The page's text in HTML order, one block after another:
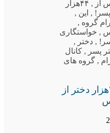
از ,
۴۴هزار
, این ,
گروه ,
, خواستگاری
, دختر ,
پسر , کانال
, گروه های
خواستگاری ۴۴هزار دختر از